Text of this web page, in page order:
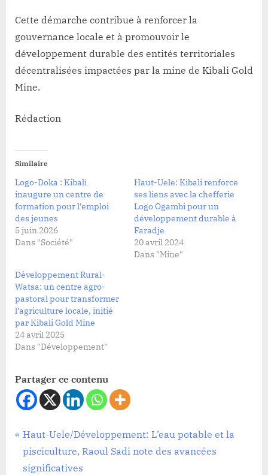
Cette démarche contribue à renforcer la
gouvernance locale et à promouvoir le
développement durable des entités territoriales
décentralisées impactées par la mine de Kibali Gold
Mine.
Rédaction
Similaire
Logo-Doka : Kibali
inaugure un centre de
formation pour l’emploi
des jeunes
5 juin 2026
Dans "Société"
Haut-Uele: Kibali renforce
ses liens avec la chefferie
Logo Ogambi pour un
développement durable à
Faradje
20 avril 2024
Dans "Mine"
Développement Rural-
Watsa: un centre agro-
pastoral pour transformer
l’agriculture locale, initié
par Kibali Gold Mine
24 avril 2025
Dans "Développement"
Partager ce contenu
Société
Navigation
de
P
r
e
Haut-Uele/Développement: L’eau potable et la
pisciculture, Raoul Sadi note des avancées
significatives